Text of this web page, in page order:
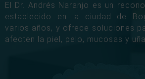
El Dr. Andrés Naranjo es un
establecido en la ciudad de
varios años, y ofrece soluciones
afecten la piel, pelo, mucosas y